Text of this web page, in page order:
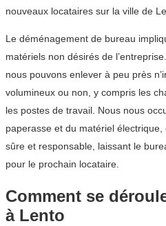
nouveaux locataires sur la ville de
Le déménagement de bureau
matériels non désirés de
nous pouvons enlever à peu près
volumineux ou non, y compris les
les postes de travail. Nous nous
paperasse et du matériel
sûre et responsable, laissant le
pour le prochain locataire.
Comment se
à Lento